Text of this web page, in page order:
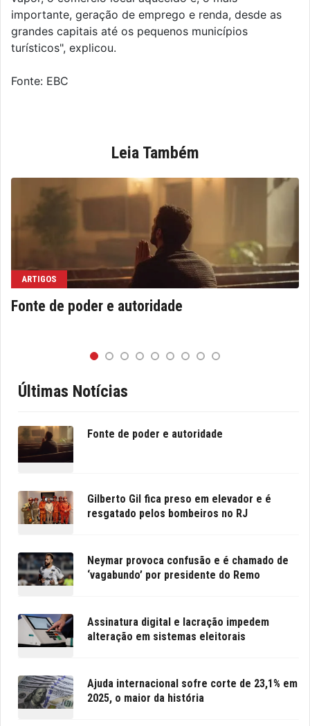
importante, geração de emprego e renda, desde as
grandes capitais até os pequenos municípios
turísticos", explicou.
Fonte: EBC
Leia Também
ARTIGOS
Fonte de poder e autoridade
Últimas Notícias
Fonte de poder e autoridade
Gilberto Gil fica preso em elevador e é
resgatado pelos bombeiros no RJ
Neymar provoca confusão e é chamado de
‘vagabundo’ por presidente do Remo
Assinatura digital e lacração impedem
alteração em sistemas eleitorais
Ajuda internacional sofre corte de 23,1% em
2025, o maior da história